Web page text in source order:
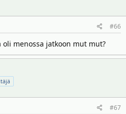
#66
menossa jatkoon mut mut?
#67